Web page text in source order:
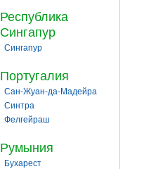
Республика
Сингапур
Сингапур
Португалия
Сан-Жуан-да-Мадейра
Синтра
Фелгейраш
Румыния
Бухарест